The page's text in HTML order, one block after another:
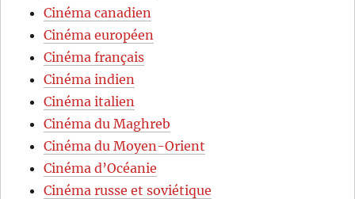
Cinéma canadien
Cinéma européen
Cinéma français
Cinéma indien
Cinéma italien
Cinéma du Maghreb
Cinéma du Moyen-Orient
Cinéma d’Océanie
Cinéma russe et soviétique